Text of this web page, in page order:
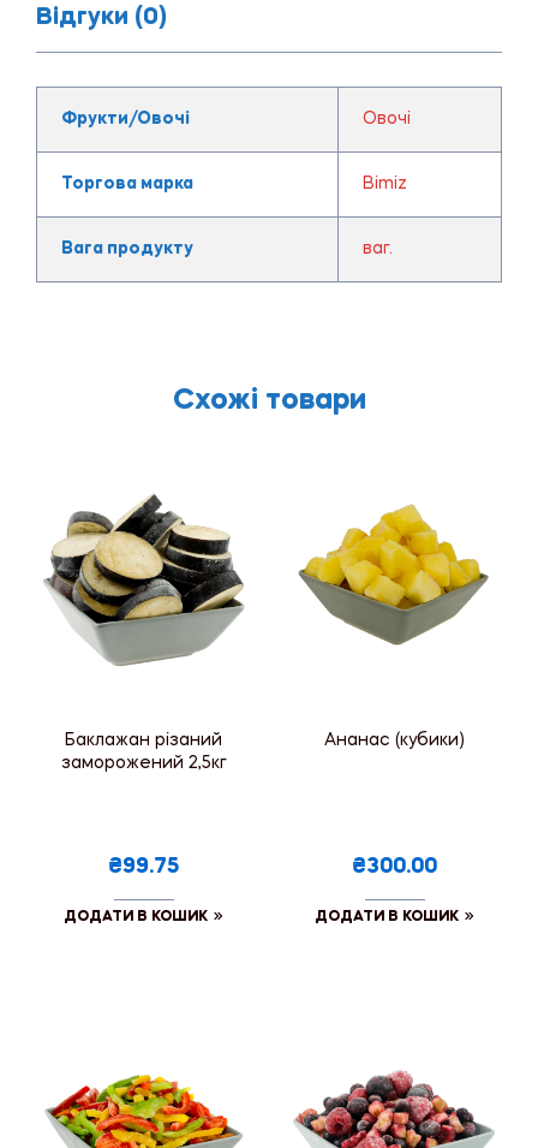
Відгуки (0)
Фрукти/Овочі Овочі
Торгова марка Bimiz
Вага продукту ваг.
Схожі товари
Баклажан різаний
заморожений 2,5кг
₴99.75
ДОДАТИ В КОШИК
Ананас (кубики)
₴300.00
ДОДАТИ В КОШИК